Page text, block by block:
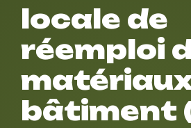
locale de
réemploi
bâtiment